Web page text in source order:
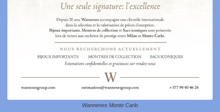
Wannenes Monte Carlo